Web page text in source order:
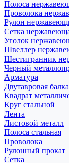
Полоса
Проволока
Рулон
Сетка
Уголок
Швеллер
Шестигранник
Черный
Арматура
Двутавровая балка
Квадрат
Круг стальной
Лента
Листовой металл
Полоса стальная
Проволока
Рулонный прокат
Сетка